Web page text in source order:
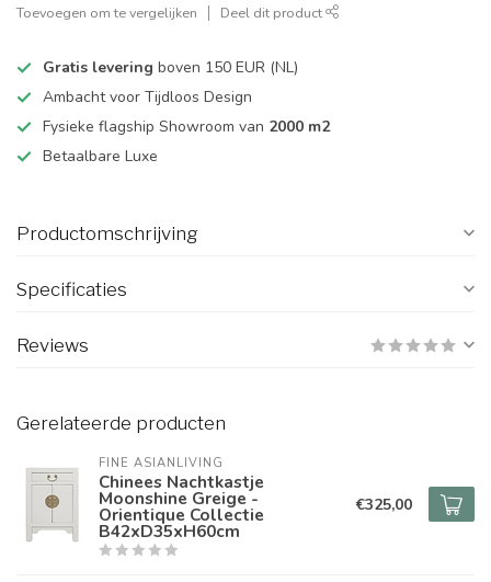
Toevoegen om te vergelijken Deel dit product
Gratis levering boven 150 EUR (NL)
Ambacht voor Tijdloos Design
Fysieke flagship Showroom van 2000 m2
Betaalbare Luxe
Productomschrijving
Specificaties
Reviews
Gerelateerde producten
FINE ASIANLIVING
Chinees Nachtkastje
Moonshine Greige -
Orientique Collectie
B42xD35xH60cm
€325,00